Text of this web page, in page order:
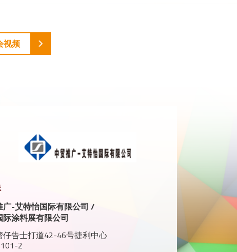
视频
广-艾特怡国际有限公司 /
际涂料展有限公司
仔告士打道42-46号捷利中心
2